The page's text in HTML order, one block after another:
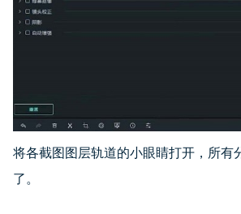
将各截图图层轨道的小眼睛打开，所有
了。